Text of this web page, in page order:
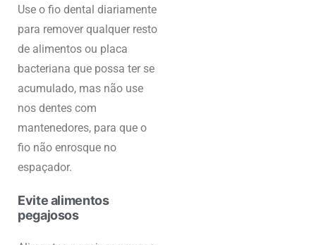
Use o fio dental diariamente
para remover qualquer resto
de alimentos ou placa
bacteriana que possa ter se
acumulado, mas não use
nos dentes com
mantenedores, para que o
fio não enrosque no
espaçador.
Evite alimentos
pegajosos